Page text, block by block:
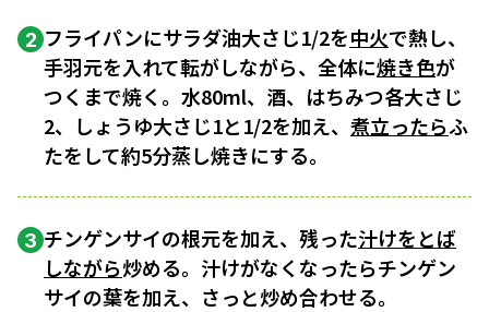
2 フライパンにサラダ油大さじ1/2を中火で熱し、
手羽元を入れて転がしながら、全体に焼き色が
つくまで焼く。水80ml、酒、はちみつ各大さじ
2、しょうゆ大さじ1と1/2を加え、 煮立ったらふ
たをして約5分蒸し焼きにする。
3 チンゲンサイの根元を加え、残った汁けをとば
しながら炒める。汁けがなくなったらチンゲン
サイの葉を加え、さっと炒め合わせる。